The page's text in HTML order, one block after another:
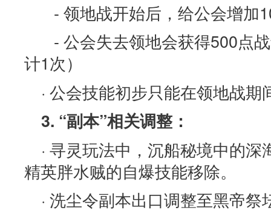
- 领地战开始后，给公会增加
- 公会失去领地会获得500点
计1次）
· 公会技能初步只能在领地战
3. “副本”相关调整：
· 寻灵玩法中，沉船秘境中的
精英胖水贼的自爆技能移除。
· 洗尘令副本出口调整至黑帝祭